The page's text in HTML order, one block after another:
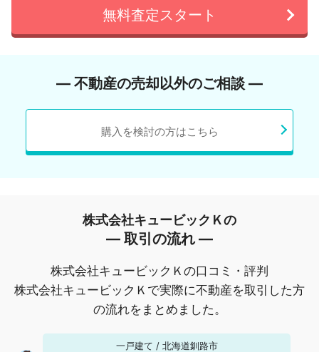
無料査定スタート
― 不動産の売却以外のご相談 ―
購入を検討の方はこちら
株式会社キュービックＫの
― 取引の流れ ―
株式会社キュービックＫの口コミ・評判
株式会社キュービックＫで実際に不動産を取引した方
の流れをまとめました。
一戸建て / 北海道釧路市